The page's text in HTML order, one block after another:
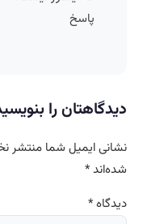
پاسخ
دیدگاهتان را
نشانی ایمیل شما منتشر
شده‌اند*
دیدگاه*